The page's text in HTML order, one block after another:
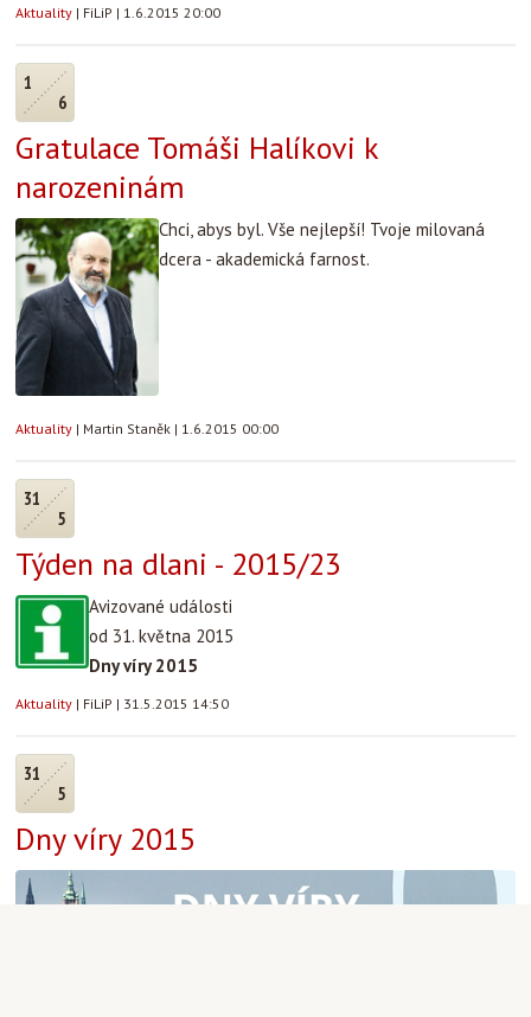
Aktuality | FiLiP | 1.6.2015 20:00
1
6
Gratulace Tomáši Halíkovi k
narozeninám
Chci, abys byl. Vše nejlepší! Tvoje milovaná
dcera - akademická farnost.
Aktuality | Martin Staněk | 1.6.2015 00:00
31
5
Týden na dlani - 2015/23
Avizované události
od 31. května 2015
Dny víry 2015
Aktuality | FiLiP | 31.5.2015 14:50
31
5
Dny víry 2015